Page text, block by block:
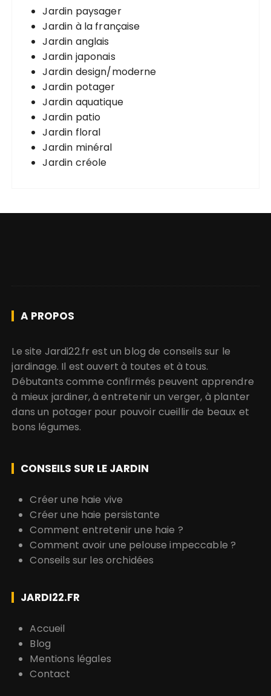
Jardin paysager
Jardin à la française
Jardin anglais
Jardin japonais
Jardin design/moderne
Jardin potager
Jardin aquatique
Jardin patio
Jardin floral
Jardin minéral
Jardin créole
A PROPOS
Le site Jardi22.fr est un blog de conseils sur le
jardinage. Il est ouvert à toutes et à tous.
Débutants comme confirmés peuvent apprendre
à mieux jardiner, à entretenir un verger, à planter
dans un potager pour pouvoir cueillir de beaux et
bons légumes.
CONSEILS SUR LE JARDIN
Créer une haie vive
Créer une haie persistante
Comment entretenir une haie ?
Comment avoir une pelouse impeccable ?
Conseils sur les orchidées
JARDI22.FR
Accueil
Blog
Mentions légales
Contact